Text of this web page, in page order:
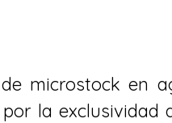
microstock en
la exclusividad